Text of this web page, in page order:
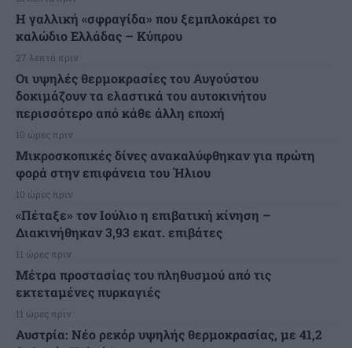
Η γαλλική «σφραγίδα» που ξεμπλοκάρει το
καλώδιο Ελλάδας – Κύπρου
27 λεπτά πριν
Οι υψηλές θερμοκρασίες του Αυγούστου
δοκιμάζουν τα ελαστικά του αυτοκινήτου
περισσότερο από κάθε άλλη εποχή
10 ώρες πριν
Μικροσκοπικές δίνες ανακαλύφθηκαν για πρώτη
φορά στην επιφάνεια του Ήλιου
10 ώρες πριν
«Πέταξε» τον Ιούλιο η επιβατική κίνηση –
Διακινήθηκαν 3,93 εκατ. επιβάτες
11 ώρες πριν
Μέτρα προστασίας του πληθυσμού από τις
εκτεταμένες πυρκαγιές
11 ώρες πριν
Αυστρία: Νέο ρεκόρ υψηλής θερμοκρασίας, με 41,2